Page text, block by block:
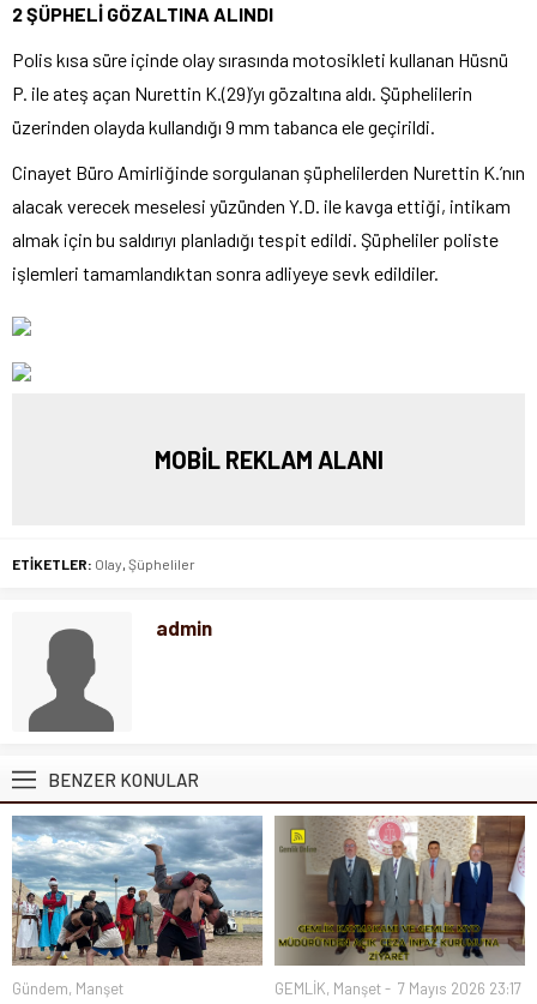
2 ŞÜPHELİ GÖZALTINA ALINDI
Polis kısa süre içinde olay sırasında motosikleti kullanan Hüsnü
P. ile ateş açan Nurettin K.(29)’yı gözaltına aldı. Şüphelilerin
üzerinden olayda kullandığı 9 mm tabanca ele geçirildi.
Cinayet Büro Amirliğinde sorgulanan şüphelilerden Nurettin K.’nın
alacak verecek meselesi yüzünden Y.D. ile kavga ettiği, intikam
almak için bu saldırıyı planladığı tespit edildi. Şüpheliler poliste
işlemleri tamamlandıktan sonra adliyeye sevk edildiler.
MOBİL REKLAM ALANI
ETİKETLER: Olay Şüpheliler
admin
BENZER KONULAR
Gündem, Manşet
GEMLİK, Manşet 7 Mayıs 2026 23:17